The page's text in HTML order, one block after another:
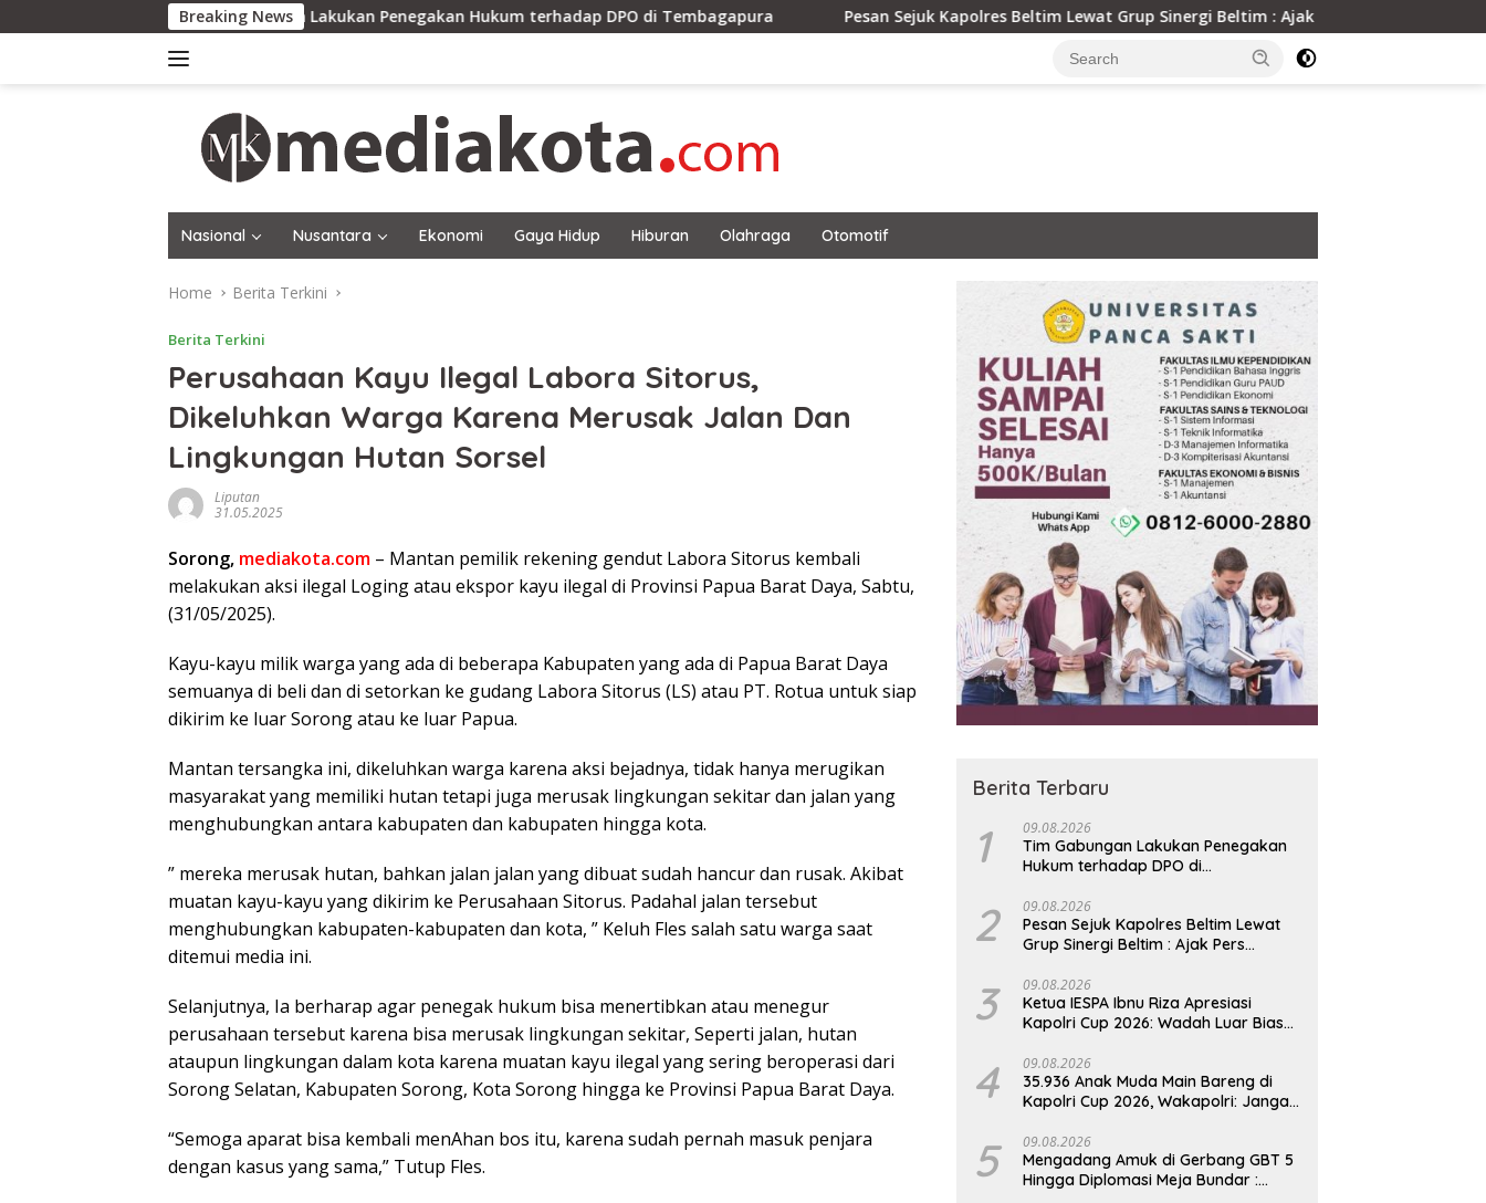
to
Breaking News
Tim Gabungan Lakukan Penegakan Hukum terhadap DPO di Tembagapura Pesan Sejuk Kapolres Beltim Lewat Grup Sinergi Beltim : Ajak Pers Edukasi Warga Tolak Anarkisme
Nasional Nusantara Ekonomi Gaya Hidup Hiburan Olahraga Otomotif
Home Berita Terkini
Berita Terkini
Perusahaan Kayu Ilegal Labora Sitorus,
Dikeluhkan Warga Karena Merusak Jalan Dan
Lingkungan Hutan Sorsel
Liputan
31.05.2025
Sorong, mediakota.com – Mantan pemilik rekening gendut Labora Sitorus kembali
melakukan aksi ilegal Loging atau ekspor kayu ilegal di Provinsi Papua Barat Daya, Sabtu,
(31/05/2025).
Kayu-kayu milik warga yang ada di beberapa Kabupaten yang ada di Papua Barat Daya
semuanya di beli dan di setorkan ke gudang Labora Sitorus (LS) atau PT. Rotua untuk siap
dikirim ke luar Sorong atau ke luar Papua.
Mantan tersangka ini, dikeluhkan warga karena aksi bejadnya, tidak hanya merugikan
masyarakat yang memiliki hutan tetapi juga merusak lingkungan sekitar dan jalan yang
menghubungkan antara kabupaten dan kabupaten hingga kota.
” mereka merusak hutan, bahkan jalan jalan yang dibuat sudah hancur dan rusak. Akibat
muatan kayu-kayu yang dikirim ke Perusahaan Sitorus. Padahal jalan tersebut
menghubungkan kabupaten-kabupaten dan kota, ” Keluh Fles salah satu warga saat
ditemui media ini.
Selanjutnya, Ia berharap agar penegak hukum bisa menertibkan atau menegur
perusahaan tersebut karena bisa merusak lingkungan sekitar, Seperti jalan, hutan
ataupun lingkungan dalam kota karena muatan kayu ilegal yang sering beroperasi dari
Sorong Selatan, Kabupaten Sorong, Kota Sorong hingga ke Provinsi Papua Barat Daya.
“Semoga aparat bisa kembali menAhan bos itu, karena sudah pernah masuk penjara
dengan kasus yang sama,” Tutup Fles.
Berita Terbaru
1 09.08.2026
Tim Gabungan Lakukan Penegakan
Hukum terhadap DPO di
2 09.08.2026
Pesan Sejuk Kapolres Beltim Lewat
Grup Sinergi Beltim : Ajak Pers
3 09.08.2026
Ketua IESPA Ibnu Riza Apresiasi
Kapolri Cup 2026: Wadah Luar Biasa,
Nasional
4 09.08.2026
35.936 Anak Muda Main Bareng di
Kapolri Cup 2026, Wakapolri: Jangan
Digital
5 09.08.2026
Mengadang Amuk di Gerbang GBT 5
Hingga Diplomasi Meja Bundar :